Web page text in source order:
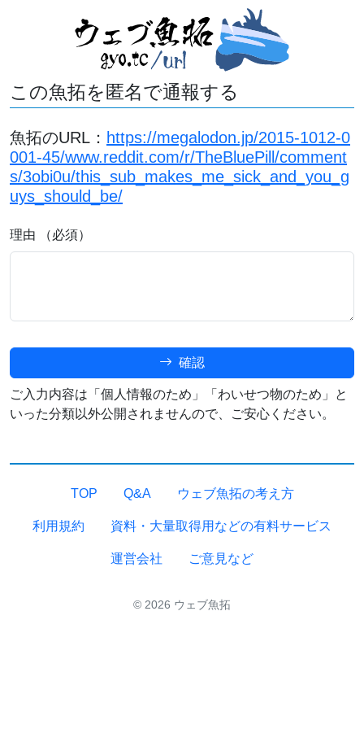
この魚拓を匿名で通報する
魚拓のURL： https://megalodon.jp/2015-1012-0
001-45/www.reddit.com/r/TheBluePill/comment
s/3obi0u/this_sub_makes_me_sick_and_you_g
uys_should_be/
理由 （必須）
確認
ご入力内容は「個人情報のため」「わいせつ物のため」と
いった分類以外公開されませんので、ご安心ください。
TOP Q&A ウェブ魚拓の考え方
利用規約 資料・大量取得用などの有料サービス
運営会社 ご意見など
© 2026 ウェブ魚拓